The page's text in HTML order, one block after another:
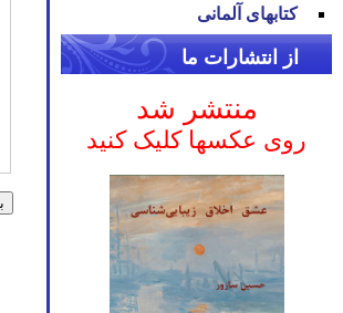
کتاب‪های آلمانی
از انتشارات ما
منتشر شد
روی عکسها کلیک کنید